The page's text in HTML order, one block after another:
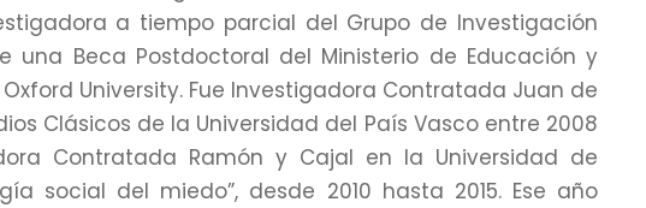
a tiempo parcial del Grupo de Investigación
una Beca Postdoctoral del Ministerio de Educación y
University. Fue Investigadora Contratada Juan de
Clásicos de la Universidad del País Vasco entre 2008
Contratada Ramón y Cajal en la Universidad de
social del miedo”, desde 2010 hasta 2015. Ese año